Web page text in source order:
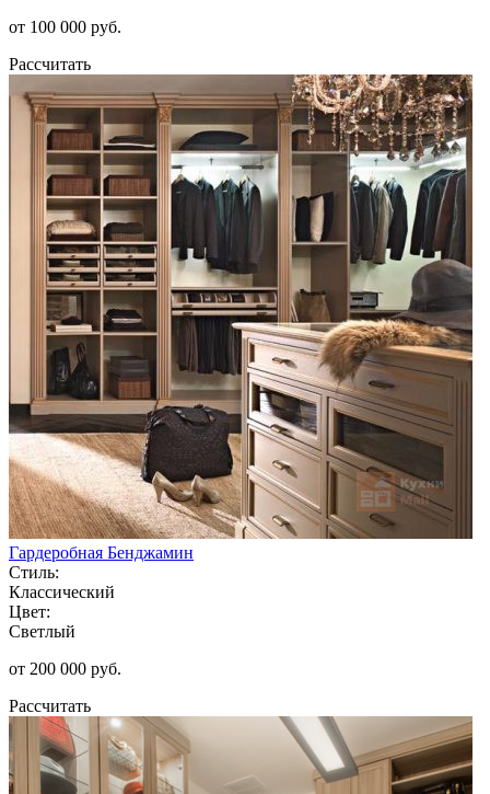
от 100 000 руб.
Рассчитать
Гардеробная Бенджамин
Стиль:
Классический
Цвет:
Светлый
от 200 000 руб.
Рассчитать